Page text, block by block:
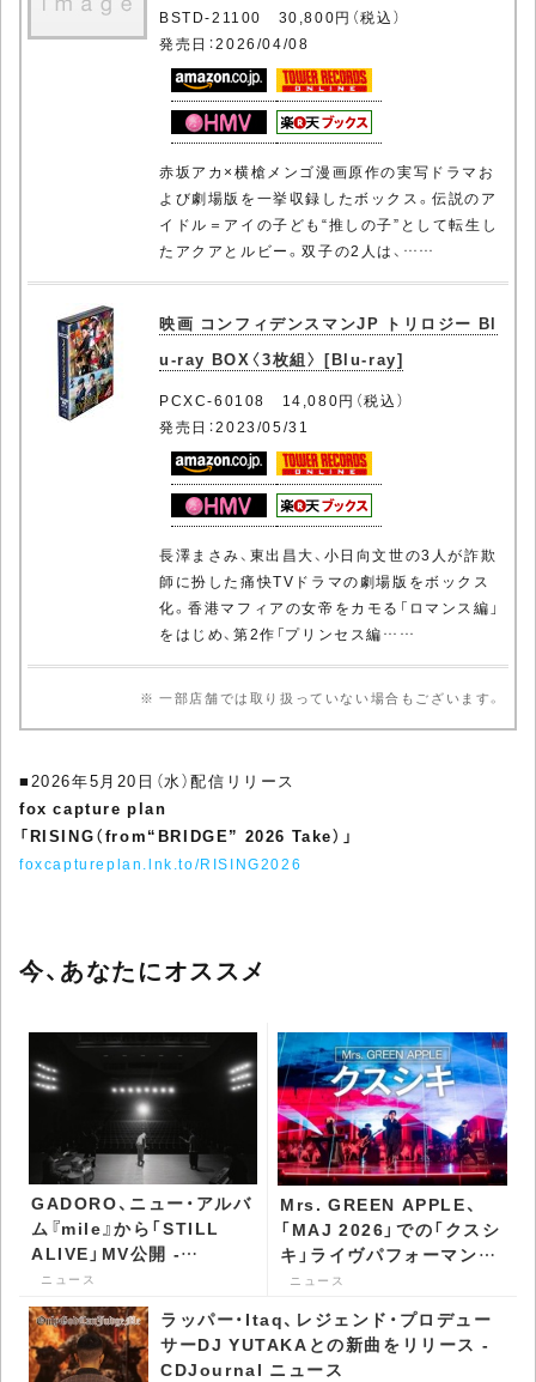
BSTD-21100 30,800円（税込）
発売日：2026/04/08
赤坂アカ×横槍メンゴ漫画原作の実写ドラマお
よび劇場版を一挙収録したボックス。伝説のア
イドル＝アイの子ども“推しの子”として転生し
たアクアとルビー。双子の2人は、……
映画 コンフィデンスマンJP トリロジー Bl
u-ray BOX〈3枚組〉 [Blu-ray]
PCXC-60108 14,080円（税込）
発売日：2023/05/31
長澤まさみ、東出昌大、小日向文世の3人が詐欺
師に扮した痛快TVドラマの劇場版をボックス
化。香港マフィアの女帝をカモる「ロマンス編」
をはじめ、第2作「プリンセス編……
※ 一部店舗では取り扱っていない場合もございます。
■2026年5月20日（水）配信リリース
fox capture plan
「RISING（from“BRIDGE” 2026 Take）」
foxcaptureplan.lnk.to/RISING2026
今、あなたにオススメ
GADORO、ニュー・アルバ
ム『mile』から「STILL
ALIVE」MV公開 -
CDJournal ニュース
ニュース
Mrs. GREEN APPLE、
「MAJ 2026」での「クスシ
キ」ライヴパフォーマンス
を公開 - CDJournal ニュ
ニュース
ラッパー・Itaq、レジェンド・プロデュー
サーDJ YUTAKAとの新曲をリリース -
CDJournal ニュース